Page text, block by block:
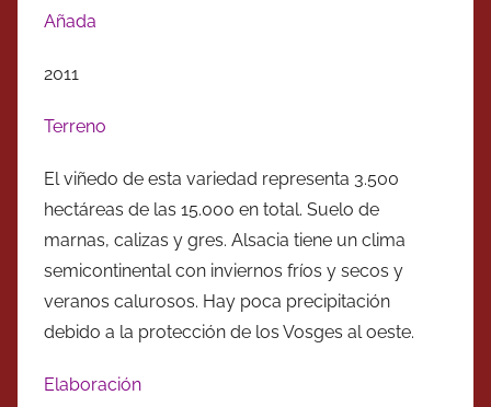
Añada
2011
Terreno
El viñedo de esta variedad representa 3.500
hectáreas de las 15.000 en total. Suelo de
marnas, calizas y gres. Alsacia tiene un clima
semicontinental con inviernos fríos y secos y
veranos calurosos. Hay poca precipitación
debido a la protección de los Vosges al oeste.
Elaboración